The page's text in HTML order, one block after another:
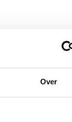
Over
liggend is), maar
met stijl. The
scherpe prijzen. Al